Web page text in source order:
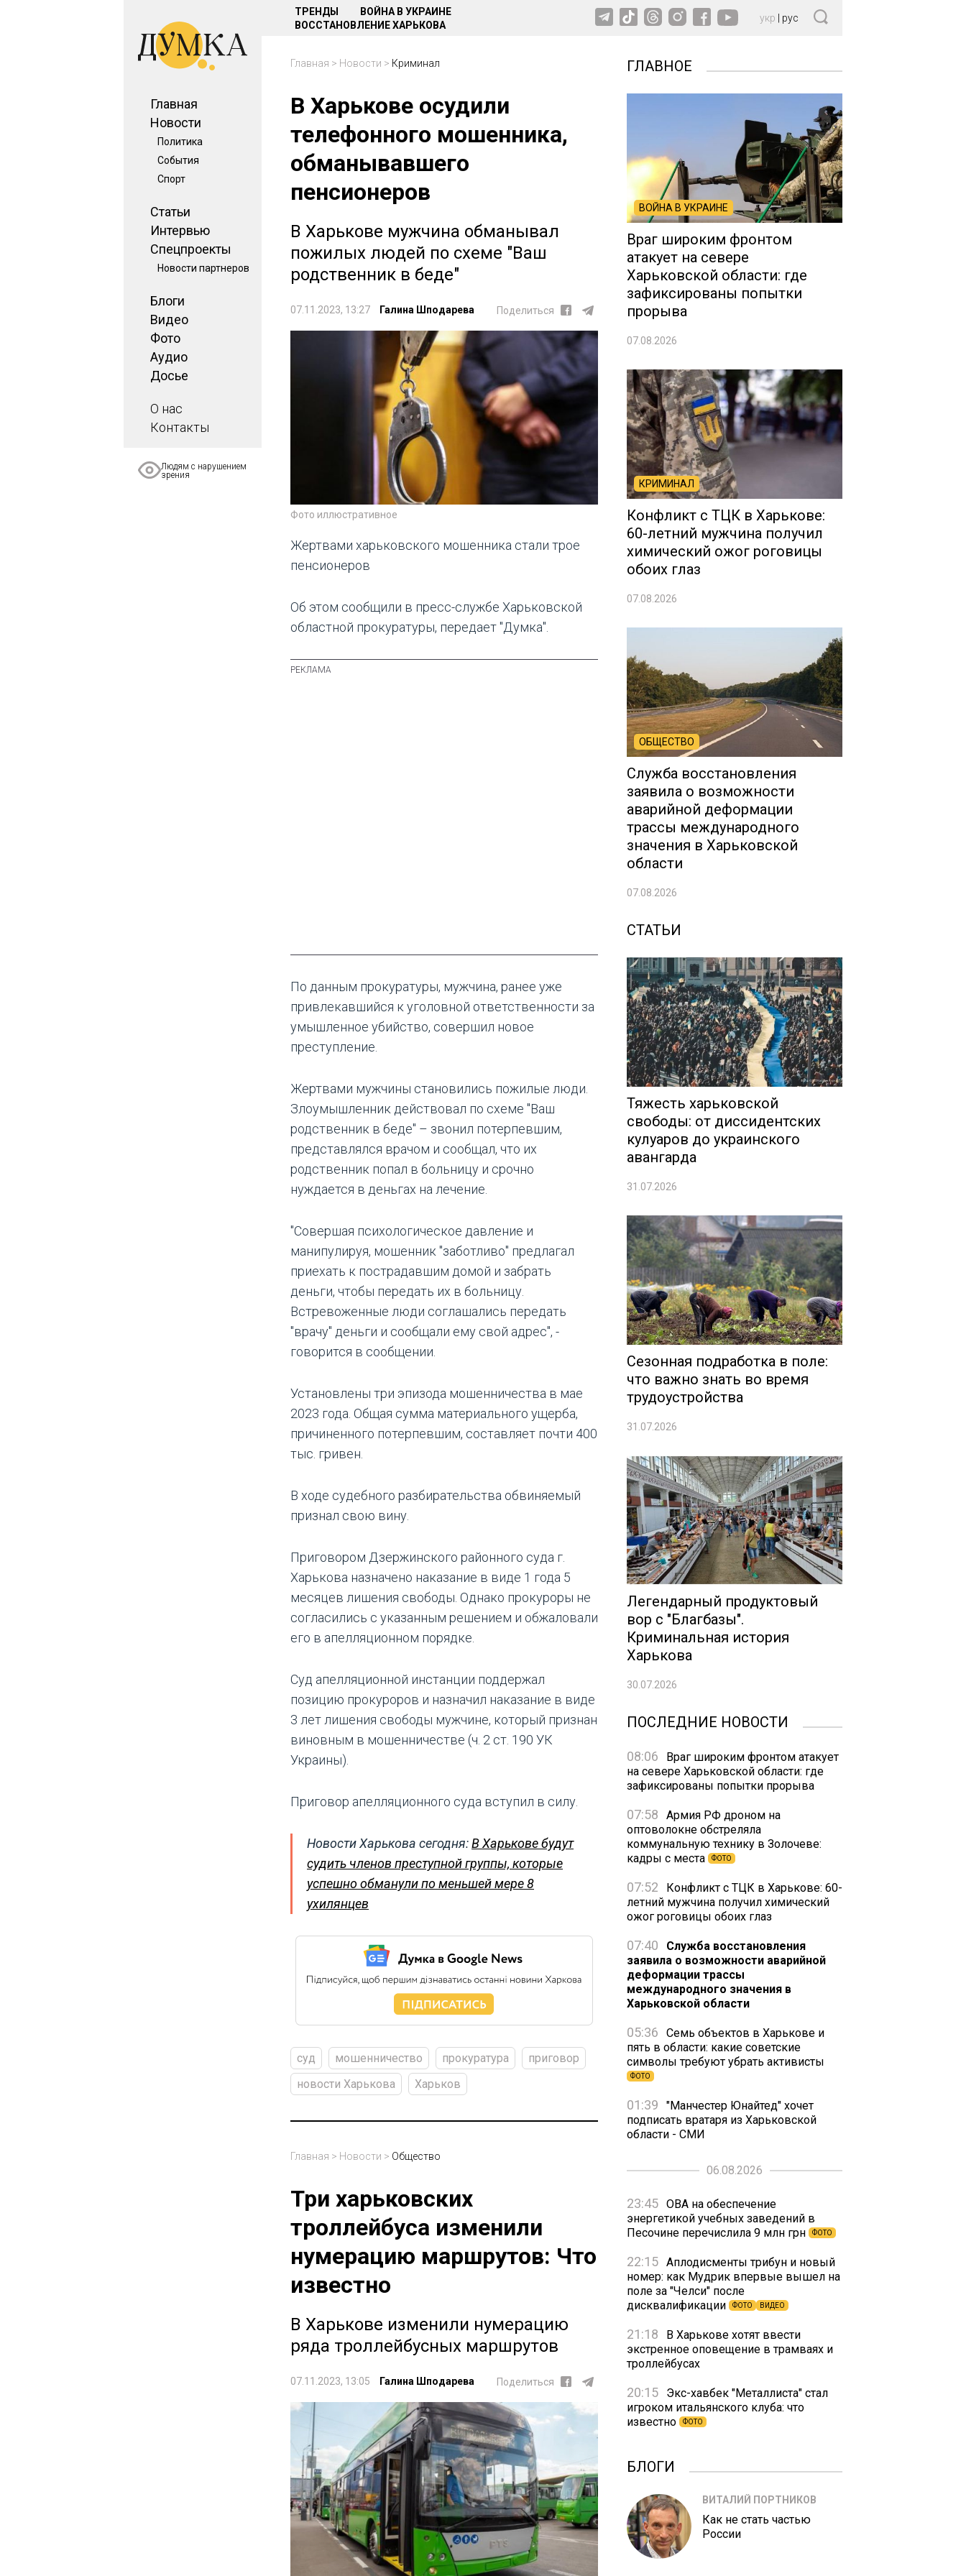
Главная
Новости
Политика
События
Спорт
Статьи
Интервью
Спецпроекты
Новости партнеров
Блоги
Видео
Фото
Аудио
Досье
О нас
Контакты
Людям с нарушением
зрения
ТРЕНДЫ
ВОЙНА В УКРАИНЕ
ВОССТАНОВЛЕНИЕ ХАРЬКОВА
укр рус
Главная > Новости > Криминал
В Харькове осудили
телефонного мошенника,
обманывавшего
пенсионеров
В Харькове мужчина обманывал
пожилых людей по схеме "Ваш
родственник в беде"
07.11.2023, 13:27 Галина Шподарева Поделиться
Фото иллюстративное
Жертвами харьковского мошенника стали трое
пенсионеров
Об этом сообщили в пресс-службе Харьковской
областной прокуратуры, передает "Думка".
По данным прокуратуры, мужчина, ранее уже
привлекавшийся к уголовной ответственности за
умышленное убийство, совершил новое
преступление.
Жертвами мужчины становились пожилые люди.
Злоумышленник действовал по схеме "Ваш
родственник в беде" – звонил потерпевшим,
представлялся врачом и сообщал, что их
родственник попал в больницу и срочно
нуждается в деньгах на лечение.
"Совершая психологическое давление и
манипулируя, мошенник "заботливо" предлагал
приехать к пострадавшим домой и забрать
деньги, чтобы передать их в больницу.
Встревоженные люди соглашались передать
"врачу" деньги и сообщали ему свой адрес", -
говорится в сообщении.
Установлены три эпизода мошенничества в мае
2023 года. Общая сумма материального ущерба,
причиненного потерпевшим, составляет почти 400
тыс. гривен.
В ходе судебного разбирательства обвиняемый
признал свою вину.
Приговором Дзержинского районного суда г.
Харькова назначено наказание в виде 1 года 5
месяцев лишения свободы. Однако прокуроры не
согласились с указанным решением и обжаловали
его в апелляционном порядке.
Суд апелляционной инстанции поддержал
позицию прокуроров и назначил наказание в виде
3 лет лишения свободы мужчине, который признан
виновным в мошенничестве (ч. 2 ст. 190 УК
Украины).
Приговор апелляционного суда вступил в силу.
Новости Харькова сегодня:В Харькове будут
судить членов преступной группы, которые
успешно обманули по меньшей мере 8
ухилянцев
суд мошенничество прокуратура
приговор
новости Харькова
Харьков
Главная > Новости > Общество
Три харьковских
троллейбуса изменили
нумерацию маршрутов: Что
известно
В Харькове изменили нумерацию
ряда троллейбусных маршрутов
07.11.2023, 13:05 Галина Шподарева Поделиться
ГЛАВНОЕ
ВОЙНА В УКРАИНЕ
Враг широким фронтом
атакует на севере
Харьковской области: где
зафиксированы попытки
прорыва
07.08.2026
КРИМИНАЛ
Конфликт с ТЦК в Харькове:
60-летний мужчина получил
химический ожог роговицы
обоих глаз
07.08.2026
ОБЩЕСТВО
Служба восстановления
заявила о возможности
аварийной деформации
трассы международного
значения в Харьковской
области
07.08.2026
СТАТЬИ
Тяжесть харьковской
свободы: от диссидентских
кулуаров до украинского
авангарда
31.07.2026
Сезонная подработка в поле:
что важно знать во время
трудоустройства
31.07.2026
Легендарный продуктовый
вор с "Благбазы".
Криминальная история
Харькова
30.07.2026
ПОСЛЕДНИЕ НОВОСТИ
08:06
Враг широким фронтом атакует
на севере Харьковской области: где
зафиксированы попытки прорыва
07:58
Армия РФ дроном на
оптоволокне обстреляла
коммунальную технику в Золочеве:
кадры с места
ФОТО
07:52
Конфликт с ТЦК в Харькове: 60-
летний мужчина получил химический
ожог роговицы обоих глаз
07:40
Служба восстановления
заявила о возможности аварийной
деформации трассы
международного значения в
Харьковской области
05:36
Семь объектов в Харькове и
пять в области: какие советские
символы требуют убрать активисты
ФОТО
01:39
"Манчестер Юнайтед" хочет
подписать вратаря из Харьковской
области - СМИ
06.08.2026
23:45 ОВА на обеспечение
энергетикой учебных заведений в
Песочине перечислила 9 млн грн
ФОТО
22:15 Аплодисменты трибун и новый
номер: как Мудрик впервые вышел на
поле за "Челси" после
дисквалификации
ФОТО ВИДЕО
21:18
В Харькове хотят ввести
экстренное оповещение в трамваях и
троллейбусах
20:15
Экс-хавбек "Металлиста" стал
игроком итальянского клуба: что
известно
ФОТО
БЛОГИ
ВИТАЛИЙ ПОРТНИКОВ
Как не стать частью
России